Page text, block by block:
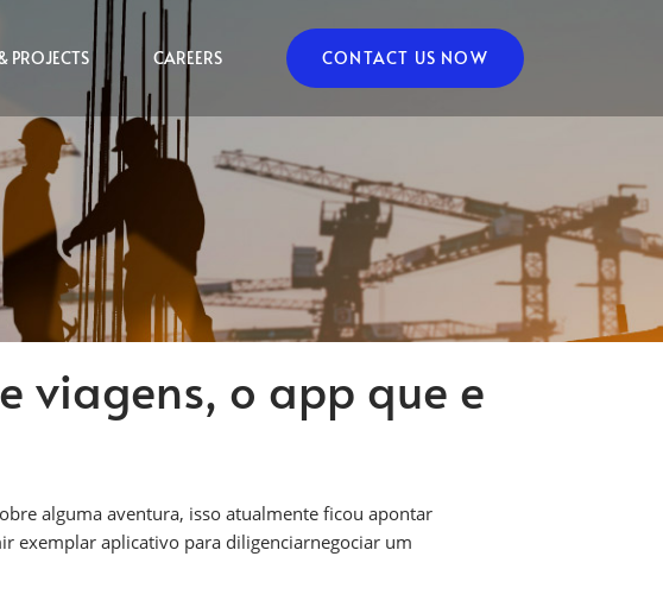
PROJECTS CAREERS CONTACT US NOW
viagens, o app que e
alguma aventura, isso atualmente ficou apontar
exemplar aplicativo para diligenciarnegociar um